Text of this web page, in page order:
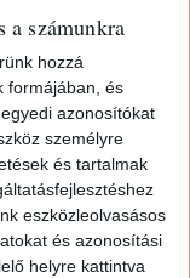
a számunkra
hozzá
formájában, és
azonosítókat
személyre
és tartalmak
eszközleolvasásos
és azonosítási
helyre kattintva
Benda László Dr.
mű + 1
(konvolut)
1934, Elbert és